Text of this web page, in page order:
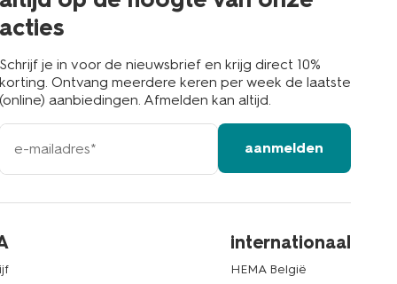
acties
Schrijf je in voor de nieuwsbrief en krijg direct 10%
korting. Ontvang meerdere keren per week de laatste
(online) aanbiedingen. Afmelden kan altijd.
e-
mailadres
aanmelden
internationaal
HEMA België